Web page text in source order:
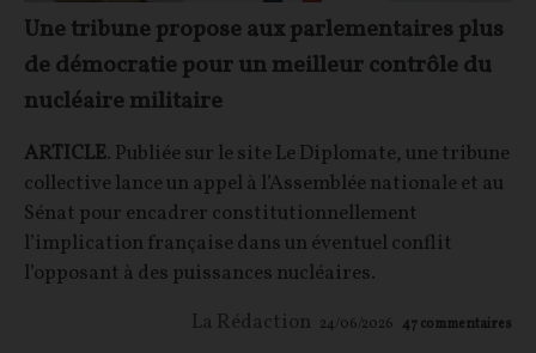
Une tribune propose aux parlementaires plus
de démocratie pour un meilleur contrôle du
nucléaire militaire
ARTICLE. Publiée sur le site Le Diplomate, une tribune
collective lance un appel à l’Assemblée nationale et au
Sénat pour encadrer constitutionnellement
l’implication française dans un éventuel conflit
l’opposant à des puissances nucléaires.
La Rédaction 24/06/2026 47commentaires